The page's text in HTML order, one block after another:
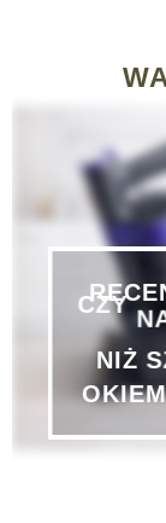
CZY
NIŻ
OKIEM